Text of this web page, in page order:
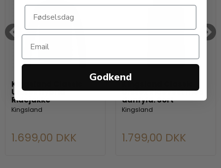
Kingsland Classic
Unisex Hybrid
Ridejakke
Kingsland
1.699,00 DKK
Unisex Ridevest med
dunfyld. Sort
Kingsland
1.799,00 DKK
Godkend